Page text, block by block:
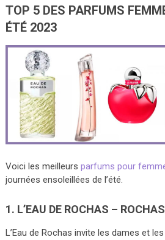
TOP 5 DES PARFUMS
ÉTÉ 2023
Voici les meilleurs parfums pour
journées ensoleillées de l’été.
1. L’EAU DE ROCHAS – ROCHAS
L’Eau de Rochas invite les dames et